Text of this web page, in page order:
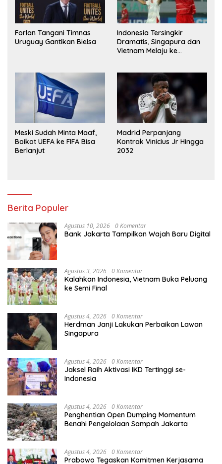
Forlan Tangani Timnas
Uruguay Gantikan Bielsa
Indonesia Tersingkir
Dramatis, Singapura dan
Vietnam Melaju ke
Meski Sudah Minta Maaf,
Boikot UEFA ke FIFA Bisa
Berlanjut
Madrid Perpanjang
Kontrak Vinicius Jr Hingga
2032
Berita Populer
Agustus 10, 2026 0 Komentar
Bank Jakarta Tampilkan Wajah Baru Digital
Agustus 3, 2026 0 Komentar
Kalahkan Indonesia, Vietnam Buka Peluang
ke Semi Final
Agustus 4, 2026 0 Komentar
Herdman Janji Lakukan Perbaikan Lawan
Singapura
Agustus 4, 2026 0 Komentar
Jaksel Raih Aktivasi IKD Tertinggi se-
Indonesia
Agustus 4, 2026 0 Komentar
Penghentian Open Dumping Momentum
Benahi Pengelolaan Sampah Jakarta
Agustus 4, 2026 0 Komentar
Prabowo Tegaskan Komitmen Kerjasama